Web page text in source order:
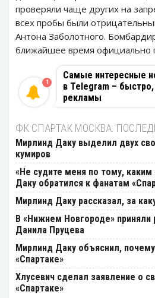
проверяли чаще других на
всех пробы были
Антона Заболотного.
ближайшее время официально
Самые интересные
в Telegram –
рекламы
1
ФК СПАРТАК МОСКВА:
Мирлинд Даку выделил двух
кумиров
«Не судите меня по тому, каким
Даку обратился к фанатам
Мирлинд Даку рассказал, за
В «Нижнем Новгороде»
Данила Пруцева
Мирлинд Даку объяснил,
«Спартаке»
Хлусевич сделал заявление о
«Спартаке»